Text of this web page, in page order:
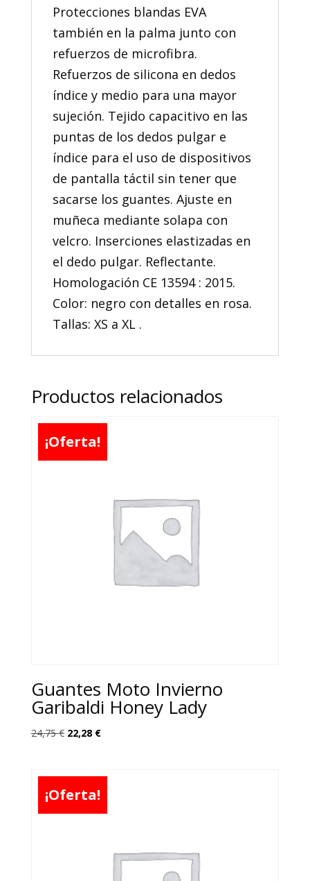
Protecciones blandas EVA
también en la palma junto con
refuerzos de microfibra.
Refuerzos de silicona en dedos
índice y medio para una mayor
sujeción. Tejido capacitivo en las
puntas de los dedos pulgar e
índice para el uso de dispositivos
de pantalla táctil sin tener que
sacarse los guantes. Ajuste en
muñeca mediante solapa con
velcro. Inserciones elastizadas en
el dedo pulgar. Reflectante.
Homologación CE 13594 : 2015.
Color: negro con detalles en rosa.
Tallas: XS a XL .
Productos relacionados
¡Oferta!
Guantes Moto Invierno
Garibaldi Honey Lady
24,75€ El
era:
24,75 €.
22,28 €El
es:
¡Oferta!